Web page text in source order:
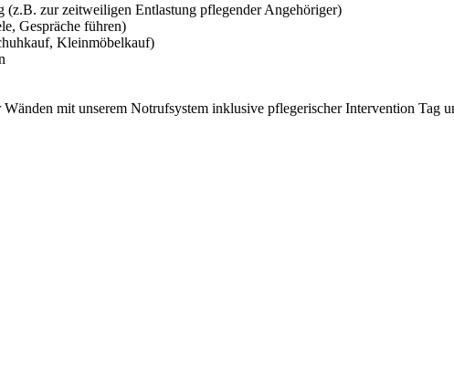
(z.B. zur zeitweiligen Entlastung pflegender Angehöriger)
Gespräche führen)
Kleinmöbelkauf)
mit unserem Notrufsystem inklusive pflegerischer Intervention Tag